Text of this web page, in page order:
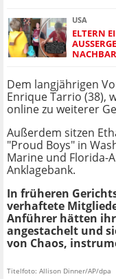
USA
ELTERN
Dem langjährigen
Enrique Tarrio (38),
online zu weiterer
Außerdem sitzen
"Proud Boys" in
Marine und Florida-
Anklagebank.
In früheren
verhaftete
Anführer hätten
angestachelt und
von Chaos,
Titelfoto: Allison Dinner/AP/dpa